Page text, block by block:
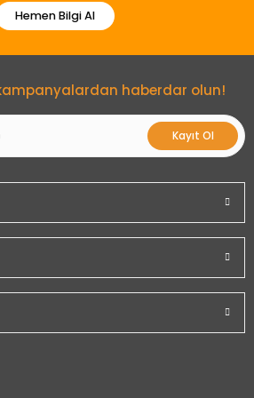
Hemen Bilgi Al
haberdar olun!
Kayıt Ol